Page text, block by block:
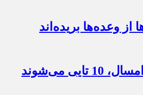
از وعده‌ها بریده‌اند
می‌شوند